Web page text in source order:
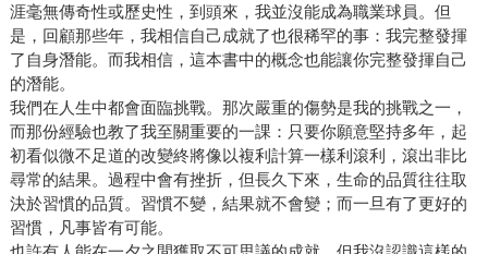
涯毫無傳奇性或歷史性，到頭來，我並沒能成為職業球員。但
是，回顧那些年，我相信自己成就了也很稀罕的事：我完整發揮
了自身潛能。而我相信，這本書中的概念也能讓你完整發揮自己
的潛能。
我們在人生中都會面臨挑戰。那次嚴重的傷勢是我的挑戰之一，
而那份經驗也教了我至關重要的一課：只要你願意堅持多年，起
初看似微不足道的改變終將像以複利計算一樣利滾利，滾出非比
尋常的結果。過程中會有挫折，但長久下來，生命的品質往往取
決於習慣的品質。習慣不變，結果就不會變；而一旦有了更好的
習慣，凡事皆有可能。